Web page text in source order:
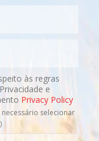
às regras
e
Privacy Policy
necessário selecionar